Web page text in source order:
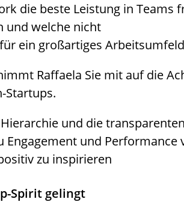
die beste Leistung in Teams
und welche nicht
ein großartiges Arbeitsumfeld
Raffaela Sie mit auf die
Startups.
und die
und
zu inspirieren
Spirit gelingt